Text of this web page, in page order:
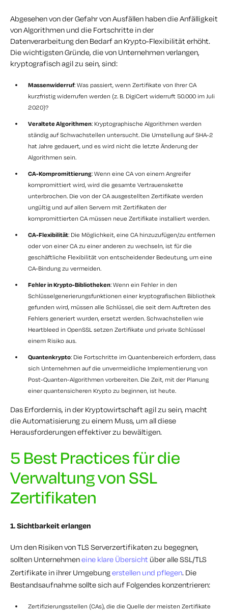
Abgesehen von der Gefahr von Ausfällen haben die Anfälligkeit
von Algorithmen und die Fortschritte in der
Datenverarbeitung den Bedarf an Krypto-Flexibilität erhöht.
Die wichtigsten Gründe, die von Unternehmen verlangen,
kryptografisch agil zu sein, sind:
Massenwiderruf: Was passiert, wenn Zertifikate von Ihrer CA
kurzfristig widerrufen werden (z. B. DigiCert widerruft 50.000 im Juli
2020)?
Veraltete Algorithmen: Kryptographische Algorithmen werden
ständig auf Schwachstellen untersucht. Die Umstellung auf SHA-2
hat Jahre gedauert, und es wird nicht die letzte Änderung der
Algorithmen sein.
CA-Kompromittierung: Wenn eine CA von einem Angreifer
kompromittiert wird, wird die gesamte Vertrauenskette
unterbrochen. Die von der CA ausgestellten Zertifikate werden
ungültig und auf allen Servern mit Zertifikaten der
kompromittierten CA müssen neue Zertifikate installiert werden.
CA-Flexibilität: Die Möglichkeit, eine CA hinzuzufügen/zu entfernen
oder von einer CA zu einer anderen zu wechseln, ist für die
geschäftliche Flexibilität von entscheidender Bedeutung, um eine
CA-Bindung zu vermeiden.
Fehler in Krypto-Bibliotheken: Wenn ein Fehler in den
Schlüsselgenerierungsfunktionen einer kryptografischen Bibliothek
gefunden wird, müssen alle Schlüssel, die seit dem Auftreten des
Fehlers generiert wurden, ersetzt werden. Schwachstellen wie
Heartbleed in OpenSSL setzen Zertifikate und private Schlüssel
einem Risiko aus.
Quantenkrypto: Die Fortschritte im Quantenbereich erfordern, dass
sich Unternehmen auf die unvermeidliche Implementierung von
Post-Quanten-Algorithmen vorbereiten. Die Zeit, mit der Planung
einer quantensicheren Krypto zu beginnen, ist heute.
Das Erfordernis, in der Kryptowirtschaft agil zu sein, macht
die Automatisierung zu einem Muss, um all diese
Herausforderungen effektiver zu bewältigen.
5 Best Practices für die
Verwaltung von SSL
Zertifikaten
1. Sichtbarkeit erlangen
Um den Risiken von TLS Serverzertifikaten zu begegnen,
sollten Unternehmeneine klare Übersicht über alle SSL/TLS
Zertifikate in ihrer Umgebungerstellen und pflegen. Die
Bestandsaufnahme sollte sich auf Folgendes konzentrieren:
Zertifizierungsstellen (CAs), die die Quelle der meisten Zertifikate